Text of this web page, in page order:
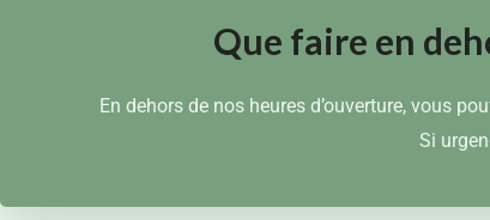
Que faire en
En dehors de nos heures d’ouverture, vous
Si